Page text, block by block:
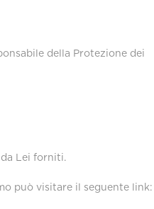
della Protezione dei
Lei forniti.
può visitare il seguente link: